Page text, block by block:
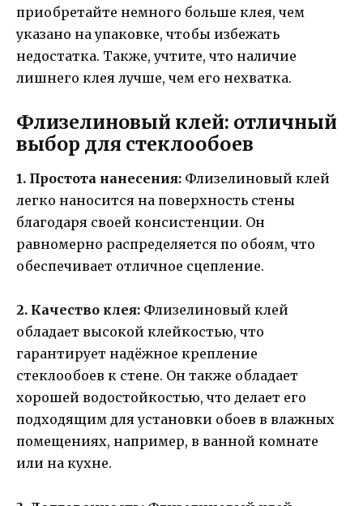
приобретайте немного больше клея, чем
указано на упаковке, чтобы избежать
недостатка. Также, учтите, что наличие
лишнего клея лучше, чем его нехватка.
Флизелиновый клей: отличный
выбор для стеклообоев
1. Простота нанесения: Флизелиновый клей
легко наносится на поверхность стены
благодаря своей консистенции. Он
равномерно распределяется по обоям, что
обеспечивает отличное сцепление.
2. Качество клея: Флизелиновый клей
обладает высокой клейкостью, что
гарантирует надёжное крепление
стеклообоев к стене. Он также обладает
хорошей водостойкостью, что делает его
подходящим для установки обоев в влажных
помещениях, например, в ванной комнате
или на кухне.